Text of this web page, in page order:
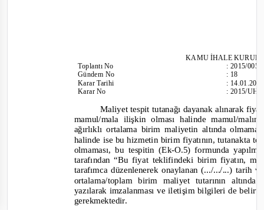
KAMU İHALE
ToplantıNo
Gündem No
Karar Tarihi
Karar No
:2015/005
: 18
:
:2015/
Maliyet tespit tutanağı dayanak alınarak
mamul/mala ilişkin olması halinde mamul/
ağırlıklı ortalama birim maliyetin altında
halinde ise bu hizmetin birim fiyatının, tutanakta
olmaması, bu tespitin (Ek-O.5) formunda
tarafından “Bu fiyat teklifindeki birim fiyatın,
tarafımca düzenlenerek onaylanan (.../.../...) tarih
ortalama/toplam birim maliyet tutarının
yazılarak imzalanması ve iletişim bilgileri de
gerekmektedir.